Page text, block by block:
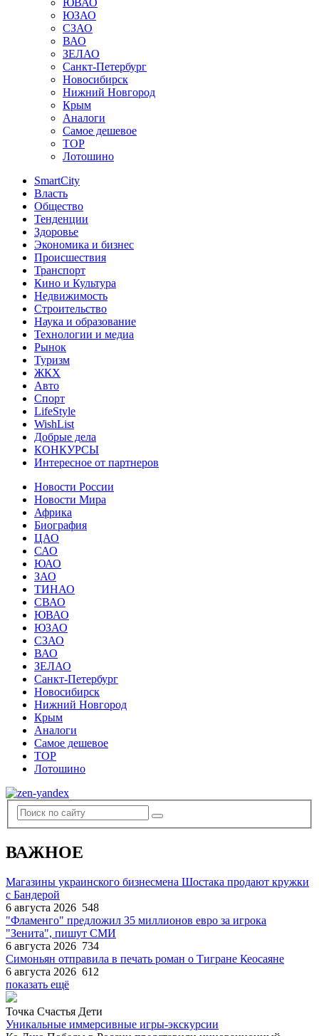
ЮВАО
ЮЗАО
СЗАО
ВАО
ЗЕЛАО
Санкт-Петербург
Новосибирск
Нижний Новгород
Крым
Аналоги
Самое дешевое
TOP
Лотошино
SmartCity
Власть
Общество
Тенденции
Здоровье
Экономика и бизнес
Происшествия
Транспорт
Кино и Культура
Недвижимость
Строительство
Наука и образование
Технологии и медиа
Рынок
Туризм
ЖКХ
Авто
Спорт
LifeStyle
WishList
Добрые дела
КОНКУРСЫ
Интересное от партнеров
Новости России
Новости Мира
Африка
Биография
ЦАО
САО
ЮАО
ЗАО
ТИНАО
СВАО
ЮВАО
ЮЗАО
СЗАО
ВАО
ЗЕЛАО
Санкт-Петербург
Новосибирск
Нижний Новгород
Крым
Аналоги
Самое дешевое
TOP
Лотошино
ВАЖНОЕ
Магазины украинского бизнесмена Шостака продают кружки
с Бандерой
6 августа 2026 548
"Фламенго" предложил 35 миллионов евро за игрока
"Зенита", пишут СМИ
6 августа 2026 734
Симоньян отправила в печать роман о Тигране Кеосаяне
6 августа 2026 612
показать ещё
Точка Счастья Дети
Уникальные иммерсивные игры-экскурсии